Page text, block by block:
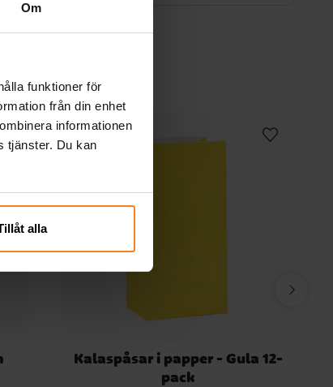
Om
funktioner för
från din enhet
informationen
tjänster. Du kan
alla
Kalaspåsar i papper - Gula 12-
pack